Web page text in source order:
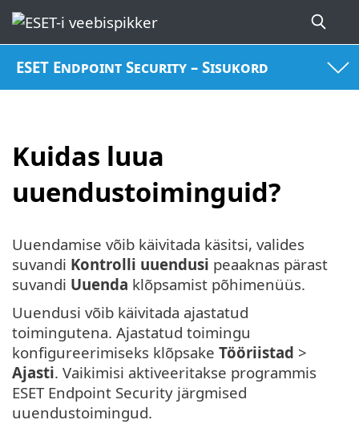
ESET Endpoint Security – Sisukord
Kuidas luua
uuendustoiminguid?
Uuendamise võib käivitada käsitsi, valides
suvandi Kontrolli uuendusi peaaknas pärast
suvandi Uuenda klõpsamist põhimenüüs.
Uuendusi võib käivitada ajastatud
toimingutena. Ajastatud toimingu
konfigureerimiseks klõpsake Tööriistad >
Ajasti. Vaikimisi aktiveeritakse programmis
ESET Endpoint Security järgmised
uuendustoimingud.